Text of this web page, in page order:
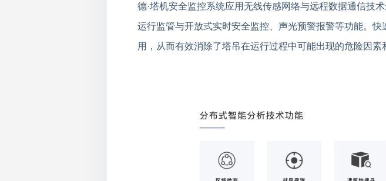
德·塔机安全监控系统应用无线传感网络与远程数据通信技
运行监管与开放式实时安全监控、声光预警报警等功能。
用，从而有效消除了塔吊在运行过程中可能出现的危险因素